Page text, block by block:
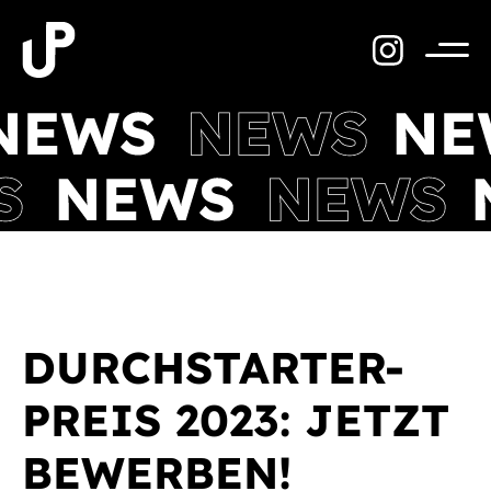
Inhalt
springen
DURCHSTARTER-
PREIS 2023: JETZT
BEWERBEN!